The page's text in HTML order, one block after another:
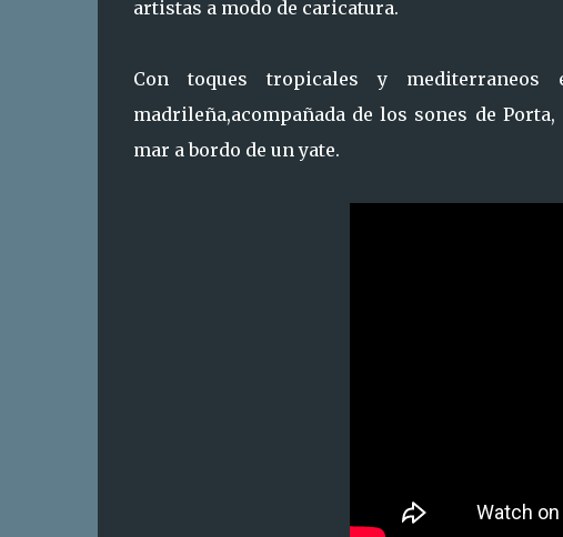
artistas a modo de caricatura.
Con toques tropicales y
madrileña,acompañada de los sones de
mar a bordo de un yate.